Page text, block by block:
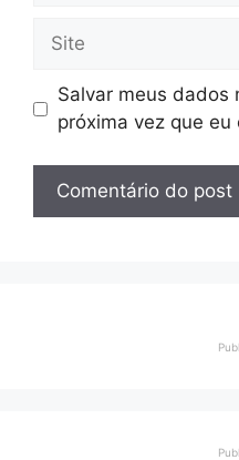
Site
Salvar meus dados
próxima vez que eu